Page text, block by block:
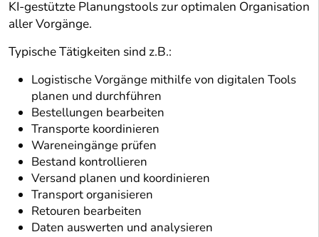
KI-gestützte Planungstools zur optimalen Organisation
aller Vorgänge.
Typische Tätigkeiten sind z.B.:
Logistische Vorgänge mithilfe von digitalen Tools
planen und durchführen
Bestellungen bearbeiten
Transporte koordinieren
Wareneingänge prüfen
Bestand kontrollieren
Versand planen und koordinieren
Transport organisieren
Retouren bearbeiten
Daten auswerten und analysieren